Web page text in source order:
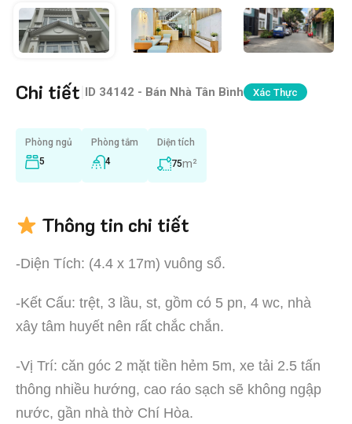
Chi tiết ID 34142 - Bán Nhà Tân Bình Xác Thực
Phòng ngủ
5
Phòng tắm
4
Diện tích
75m²
Thông tin chi tiết
-Diện Tích: (4.4 x 17m) vuông sổ.
-Kết Cấu: trệt, 3 lầu, st, gồm có 5 pn, 4 wc, nhà
xây tâm huyết nên rất chắc chắn.
-Vị Trí: căn góc 2 mặt tiền hẻm 5m, xe tải 2.5 tấn
thông nhiều hướng, cao ráo sạch sẽ không ngập
nước, gần nhà thờ Chí Hòa.